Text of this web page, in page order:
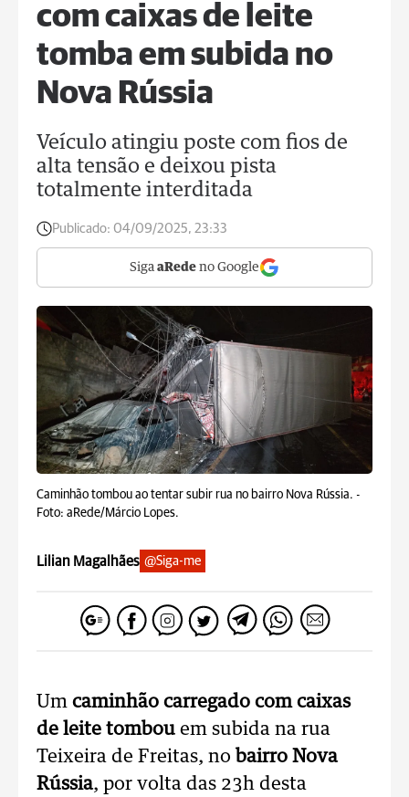
com caixas de leite
tomba em subida no
Nova Rússia
Veículo atingiu poste com fios de
alta tensão e deixou pista
totalmente interditada
Publicado: 04/09/2025, 23:33
Siga aRede no Google
Caminhão tombou ao tentar subir rua no bairro Nova Rússia. -
Foto: aRede/Márcio Lopes.
Lilian Magalhães @Siga-me
Um caminhão carregado com caixas
de leite tombou em subida na rua
Teixeira de Freitas, no bairro Nova
Rússia, por volta das 23h desta